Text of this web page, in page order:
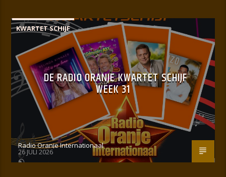
KWARTET SCHIJF
DE RADIO ORANJE KWARTET SCHIJF
WEEK 31
Radio Oranje Internationaal
26 JULI 2026